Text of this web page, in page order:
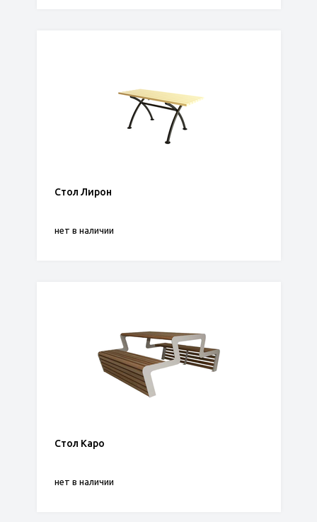
Стол Лирон
нет в наличии
Стол Каро
нет в наличии